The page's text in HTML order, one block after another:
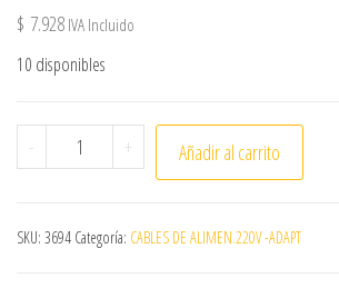
$ 7.928 IVA Incluido
10 disponibles
- Cable alim.220V,3p,nac,1.5m 2511
+ Añadir al carrito
SKU: 3694 Categoría: CABLES DE ALIMEN.220V -ADAPT